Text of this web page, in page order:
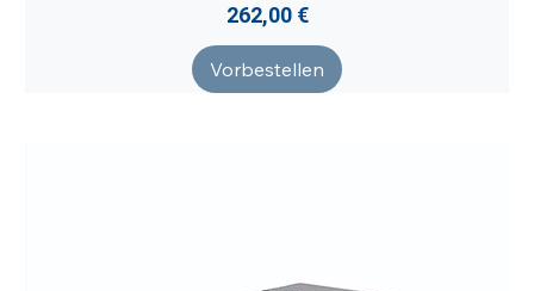
Preis
262,00 €
Vorbestellen